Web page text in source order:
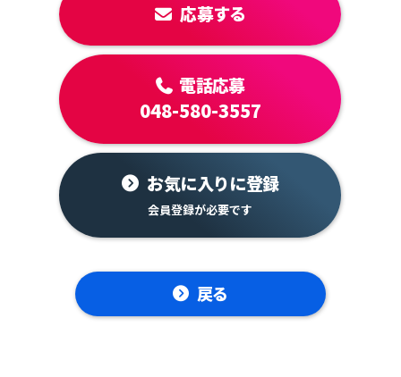
応募する
電話応募
048-580-3557
お気に入りに登録
戻る